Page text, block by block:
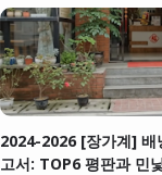
2024-2026 [장가계] 배
고서: TOP6 평판과 민